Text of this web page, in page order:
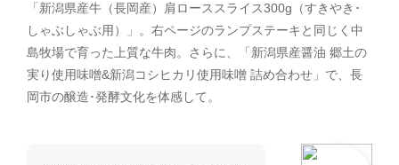
「新潟県産牛（長岡産）肩ローススライス300g（すきやき･
しゃぶしゃぶ用）」。右ページのランプステーキと同じく中
島牧場で育った上質な牛肉。さらに、「新潟県産醤油 郷土の
実り使用味噌&新潟コシヒカリ使用味噌 詰め合わせ」で、長
岡市の醸造･発酵文化を体感して。